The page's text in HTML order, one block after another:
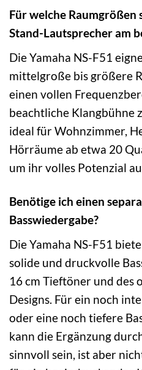
Für welche Raumgrößen
Stand-Lautsprecher am
Die Yamaha NS-F51
mittelgroße bis größere
einen vollen
beachtliche Klangbühne
ideal für Wohnzimmer,
Hörräume ab etwa 20
um ihr volles Potenzial
Benötige ich einen
Basswiedergabe?
Die Yamaha NS-F51
solide und druckvolle
16 cm Tieftöner und des
Designs. Für ein noch
oder eine noch tiefere
kann die Ergänzung
sinnvoll sein, ist aber